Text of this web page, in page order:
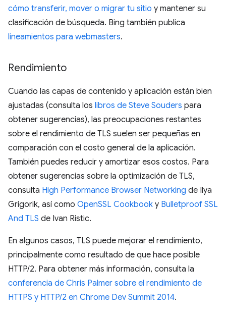
cómo transferir, mover o migrar tu sitio y mantener su
clasificación de búsqueda. Bing también publica
lineamientos para webmasters.
Rendimiento
Cuando las capas de contenido y aplicación están bien
ajustadas (consulta los libros de Steve Souders para
obtener sugerencias), las preocupaciones restantes
sobre el rendimiento de TLS suelen ser pequeñas en
comparación con el costo general de la aplicación.
También puedes reducir y amortizar esos costos. Para
obtener sugerencias sobre la optimización de TLS,
consulta High Performance Browser Networking de Ilya
Grigorik, así como OpenSSL Cookbook y Bulletproof SSL
And TLS de Ivan Ristic.
En algunos casos, TLS puede mejorar el rendimiento,
principalmente como resultado de que hace posible
HTTP/2. Para obtener más información, consulta la
conferencia de Chris Palmer sobre el rendimiento de
HTTPS y HTTP/2 en Chrome Dev Summit 2014.